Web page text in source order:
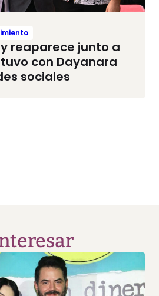
reaparece junto a
con Dayanara
sociales